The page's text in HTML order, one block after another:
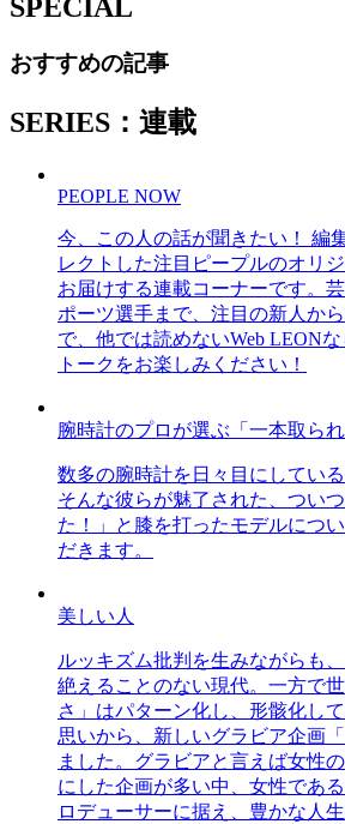
SPECIAL
おすすめの記事
SERIES：連載
PEOPLE NOW
今、この人の話が聞きたい！ 編
レクトした注目ピープルのオリ
お届けする連載コーナーです。
ポーツ選手まで、注目の新人か
で、他では読めないWeb LEON
トークをお楽しみください！
腕時計のプロが選ぶ「一本取られ
数多の腕時計を日々目にしてい
そんな彼らが魅了された、つい
た！」と膝を打ったモデルにつ
だきます。
美しい人
ルッキズム批判を生みながらも
絶えることのない現代。一方で
さ」はパターン化し、形骸化し
思いから、新しいグラビア企画
ました。グラビアと言えば女性
にした企画が多い中、女性であ
ロデューサーに据え、豊かな人